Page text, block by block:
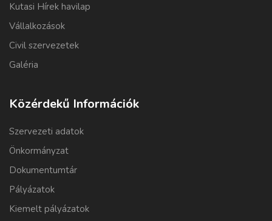
Kutasi Hírek havilap
Vállalkozások
Civil szervezetek
Galéria
Közérdekű Információk
Szervezeti adatok
Önkormányzat
Dokumentumtár
Pályázatok
Kiemelt pályázatok